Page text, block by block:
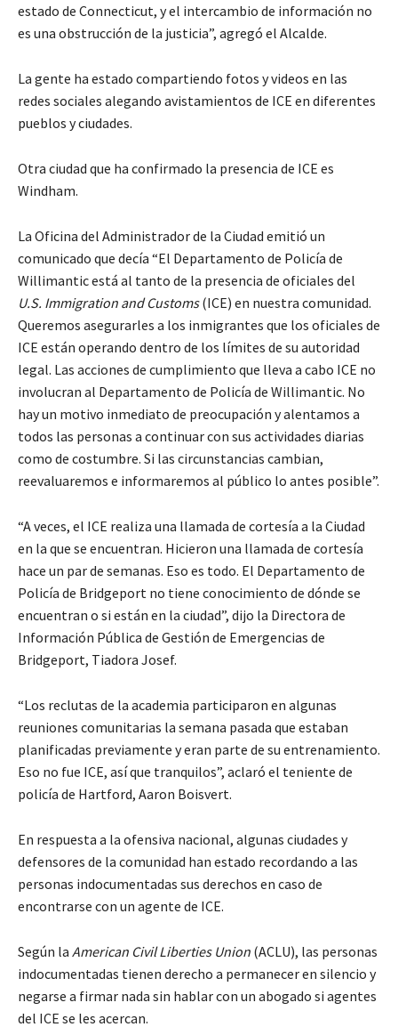
estado de Connecticut, y el intercambio de información no
es una obstrucción de la justicia”, agregó el Alcalde.
La gente ha estado compartiendo fotos y videos en las
redes sociales alegando avistamientos de ICE en diferentes
pueblos y ciudades.
Otra ciudad que ha confirmado la presencia de ICE es
Windham.
La Oficina del Administrador de la Ciudad emitió un
comunicado que decía “El Departamento de Policía de
Willimantic está al tanto de la presencia de oficiales del
U.S. Immigration and Customs(ICE) en nuestra comunidad.
Queremos asegurarles a los inmigrantes que los oficiales de
ICE están operando dentro de los límites de su autoridad
legal. Las acciones de cumplimiento que lleva a cabo ICE no
involucran al Departamento de Policía de Willimantic. No
hay un motivo inmediato de preocupación y alentamos a
todos las personas a continuar con sus actividades diarias
como de costumbre. Si las circunstancias cambian,
reevaluaremos e informaremos al público lo antes posible”.
“A veces, el ICE realiza una llamada de cortesía a la Ciudad
en la que se encuentran. Hicieron una llamada de cortesía
hace un par de semanas. Eso es todo. El Departamento de
Policía de Bridgeport no tiene conocimiento de dónde se
encuentran o si están en la ciudad”, dijo la Directora de
Información Pública de Gestión de Emergencias de
Bridgeport, Tiadora Josef.
“Los reclutas de la academia participaron en algunas
reuniones comunitarias la semana pasada que estaban
planificadas previamente y eran parte de su entrenamiento.
Eso no fue ICE, así que tranquilos”, aclaró el teniente de
policía de Hartford, Aaron Boisvert.
En respuesta a la ofensiva nacional, algunas ciudades y
defensores de la comunidad han estado recordando a las
personas indocumentadas sus derechos en caso de
encontrarse con un agente de ICE.
Según la American Civil Liberties Union (ACLU), las personas
indocumentadas tienen derecho a permanecer en silencio y
negarse a firmar nada sin hablar con un abogado si agentes
del ICE se les acercan.